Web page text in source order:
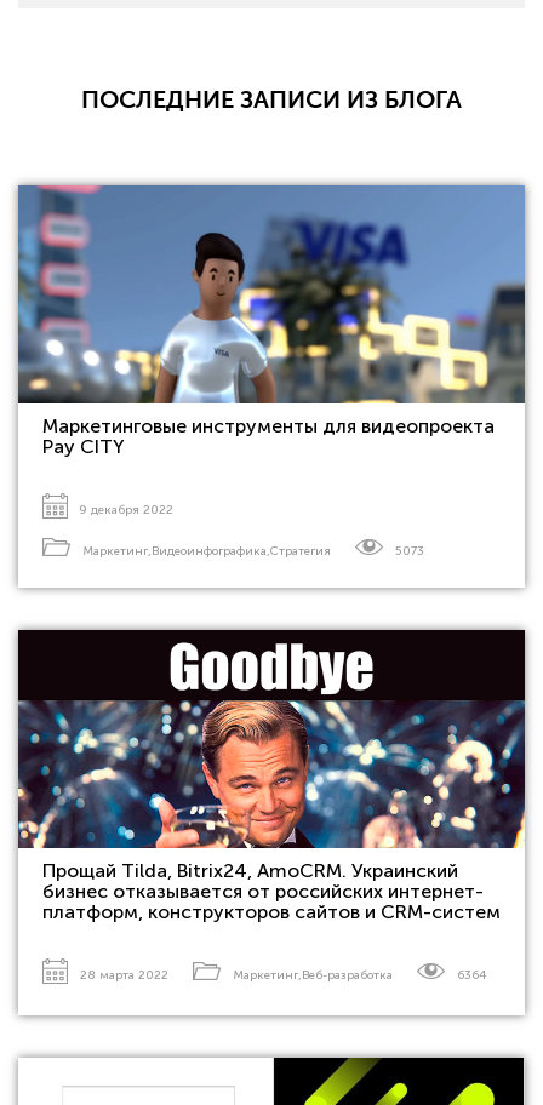
ПОСЛЕДНИЕ ЗАПИСИ ИЗ БЛОГА
Маркетинговые инструменты для видеопроекта
Pay CITY
9 декабря 2022
Маркетинг,Видеоинфографика,Стратегия 5073
Прощай Tilda, Bitrix24, AmoCRM. Украинский
бизнес отказывается от российских интернет-
платформ, конструкторов сайтов и CRM-систем
28 марта 2022 Маркетинг,Веб-разработка 6364